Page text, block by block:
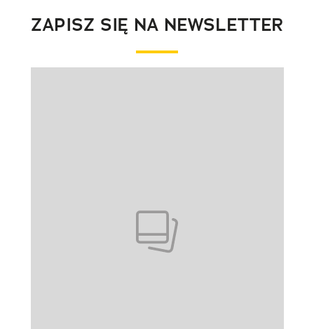
ZAPISZ SIĘ NA NEWSLETTER